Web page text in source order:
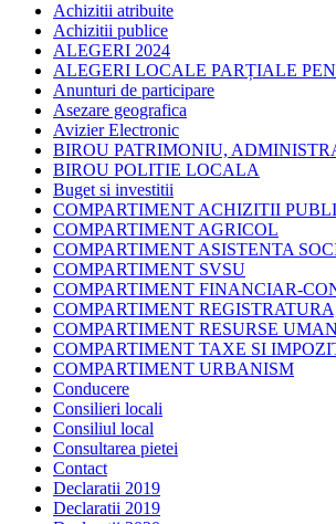
Achizitii atribuite
Achizitii publice
ALEGERI 2024
ALEGERI LOCALE PARȚIALE
Anunturi de participare
Asezare geografica
Avizier Electronic
BIROU PATRIMONIU,
BIROU POLITIE LOCALA
Buget si investitii
COMPARTIMENT ACHIZITII
COMPARTIMENT AGRICOL
COMPARTIMENT ASISTENTA
COMPARTIMENT SVSU
COMPARTIMENT FINANCIAR-
COMPARTIMENT
COMPARTIMENT RESURSE
COMPARTIMENT TAXE SI
COMPARTIMENT URBANISM
Conducere
Consilieri locali
Consiliul local
Consultarea pietei
Contact
Declaratii 2019
Declaratii 2019